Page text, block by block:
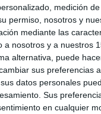
medición
permiso, nosotros y
mediante las
a nosotros y a nuestros
alternativa, puede
sus preferencias
datos personales
Sus
en cualquier